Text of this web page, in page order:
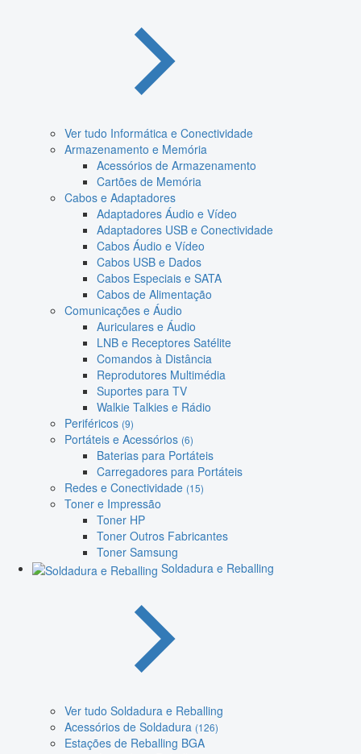
Ver tudo Informática e Conectividade
Armazenamento e Memória
Acessórios de Armazenamento
Cartões de Memória
Cabos e Adaptadores
Adaptadores Áudio e Vídeo
Adaptadores USB e Conectividade
Cabos Áudio e Vídeo
Cabos USB e Dados
Cabos Especiais e SATA
Cabos de Alimentação
Comunicações e Áudio
Auriculares e Áudio
LNB e Receptores Satélite
Comandos à Distância
Reprodutores Multimédia
Suportes para TV
Walkie Talkies e Rádio
Periféricos (9)
Portáteis e Acessórios (6)
Baterias para Portáteis
Carregadores para Portáteis
Redes e Conectividade (15)
Toner e Impressão
Toner HP
Toner Outros Fabricantes
Toner Samsung
Soldadura e Reballing
Ver tudo Soldadura e Reballing
Acessórios de Soldadura (126)
Estações de Reballing BGA